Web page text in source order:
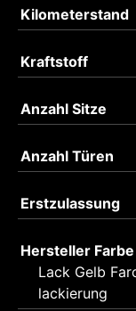
Kilometerstand
Kraftstoff
Anzahl Sitze
Anzahl Türen
Erstzulassung
Hersteller Farbe
Lack Gelb
lackierung